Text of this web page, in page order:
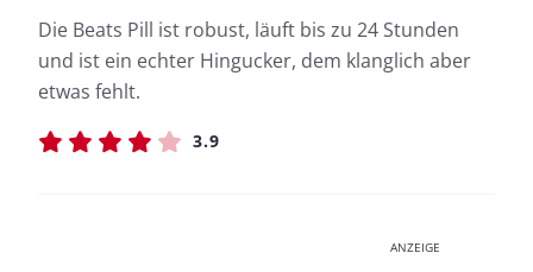
Die Beats Pill ist robust, läuft bis zu 24 Stunden
und ist ein echter Hingucker, dem klanglich aber
etwas fehlt.
3.9
ANZEIGE